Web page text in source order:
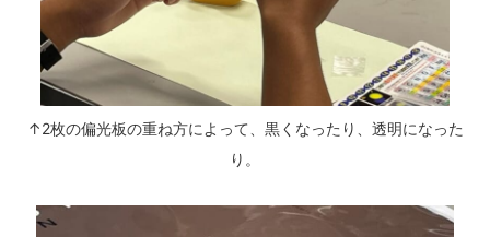
↑2枚の偏光板の重ね方によって、黒くなったり、透明になった
り。